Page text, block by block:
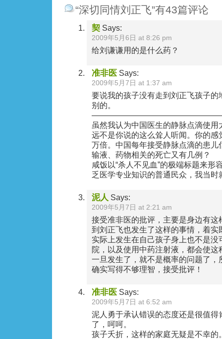
“深切同情刘正飞”有43篇评论
契 Says:
2009年5月6日 at 8:26 pm
给刘谦谦用的是什么药？
准非医 Says:
2009年5月7日 at 1:37 am
要说我的孩子没有走到刘正飞孩子的
别的。
虽然我认为中国医生的静脉点滴使
远不是你说的这么耸人听闻。你的感
万倍。中国每年接受静脉点滴的患儿
输液、药物相关的死亡又有几例？
咸饭以“杀人不见血”的极端标题来形
乏医学专业知识的普通民众，我当时
泥人 Says:
2009年5月7日 at 2:21 am
接受准非医的批评，主要是身边有这
到刘正飞也发生了这样的事情，着实
实际上发生在自己孩子身上也不是没
院，以及使用中药注射液，都会使这
一旦发生了，就不是概率的问题了，
确实写得不够理智，接受批评！
准非医 Says:
2009年5月7日 at 6:52 am
泥人勇于承认错误的态度还是很值得
了，呵呵。
孩子夭折，这样的家庭无疑是不幸的